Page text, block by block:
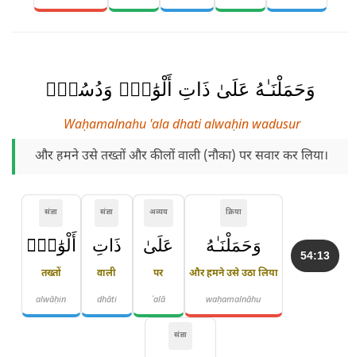
وَحَمَلْنَـٰهُ عَلَىٰ ذَاتِ أَلْوَٰحٍۢ وَدُسُرٍۢ
Waḥamalnahu 'ala dhati alwaḥin wadusur
और हमने उसे तख्तों और कीलों वाली (नौका) पर सवार कर लिया।
54:13
क्रिया
وَحَمَلْنَـٰهُ
और हमने उसे उठा लिया
waḥamalnāhu
अव्यय
عَلَىٰ
पर
ʿalā
संज्ञा
ذَاتِ
वाली
dhāti
संज्ञा
أَلْوَٰحٍۢ
तख्तों
alwāḥin
संज्ञा